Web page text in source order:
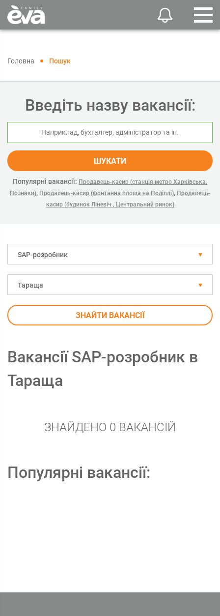
Головна Пошук
Введіть назву вакансії:
ШУКАТИ
Популярні вакансії: Продавець-касир (станція метро Харківська,
Позняки), Продавець-касир (фонтанна площа на Поділлі), Продавець-
касир (будинок Ліневіч , Центральний ринок)
SAP-розробник
Тараща
ЗНАЙТИ ВАКАНСІЇ
Вакансії SAP-розробник в
Тараща
ЗНАЙДЕНО 0 ВАКАНСІЙ
Популярні вакансії: